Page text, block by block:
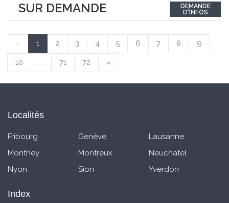
SUR DEMANDE
exklusives Zuhause mit über 230 m² Wohnfläche, das
Grosszügigkeit, Privatsphäre und zeitlose Eleganz auf
DEMANDE
D'INFOS
« 1 2 3 4 5 6 7 8 9
10 ... 71 72 »
Localités
Fribourg Genève
Lausanne
Monthey
Montreux
Neuchatel
Nyon
Sion Yverdon
Index